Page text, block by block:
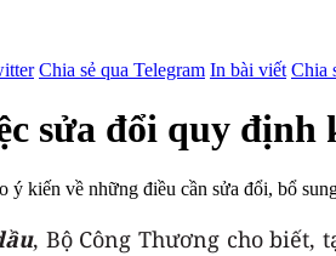
Chia sẻ qua Telegram In bài viết Chia
sửa đổi quy
kiến về những điều cần sửa đổi, bổ
, Bộ Công Thương cho biết,